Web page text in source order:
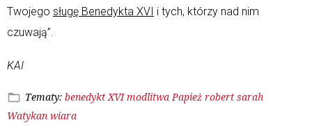
Twojego sługę Benedykta XVI i tych, którzy nad nim
czuwają”.
KAI
Tematy: benedykt XVI modlitwa Papież robert sarah
Watykan wiara